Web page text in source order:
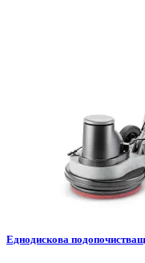
Еднодискова